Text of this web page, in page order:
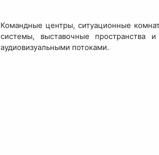
Командные центры, ситуационные
системы, выставочные пространства
аудиовизуальными потоками.